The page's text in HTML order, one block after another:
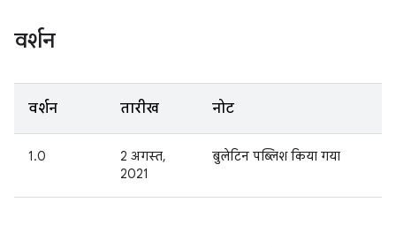
वर्शन
वर्शन तारीख नोट
1.0
2 अगस्त,
2021
बुलेटिन पब्लिश किया गया